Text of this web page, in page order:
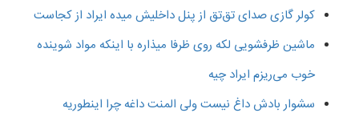
کولر گازی صدای تق‌تق از پنل داخلیش میده ایراد از کجاست
ماشین ظرفشویی لکه روی ظرفا میذاره با اینکه مواد شوینده
خوب می‌ریزم ایراد چیه
سشوار بادش داغ نیست ولی المنت داغه چرا اینطوریه